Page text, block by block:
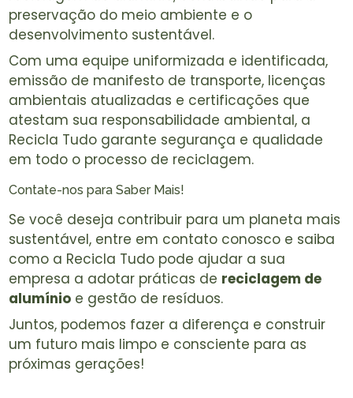
preservação do meio ambiente e o
desenvolvimento sustentável.
Com uma equipe uniformizada e identificada,
emissão de manifesto de transporte, licenças
ambientais atualizadas e certificações que
atestam sua responsabilidade ambiental, a
Recicla Tudo garante segurança e qualidade
em todo o processo de reciclagem.
Contate-nos para Saber Mais!
Se você deseja contribuir para um planeta mais
sustentável, entre em contato conosco e saiba
como a Recicla Tudo pode ajudar a sua
empresa a adotar práticas de reciclagem de
alumínio e gestão de resíduos.
Juntos, podemos fazer a diferença e construir
um futuro mais limpo e consciente para as
próximas gerações!